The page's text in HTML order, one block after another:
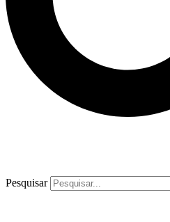
Pesquisar